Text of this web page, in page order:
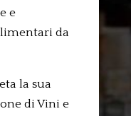
e
da
la sua
di Vini e